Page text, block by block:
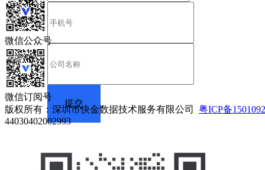
微信公众号
微信订阅号
版权所有：深圳市快金数据技术服务有限公司 粤ICP备
44030402002993